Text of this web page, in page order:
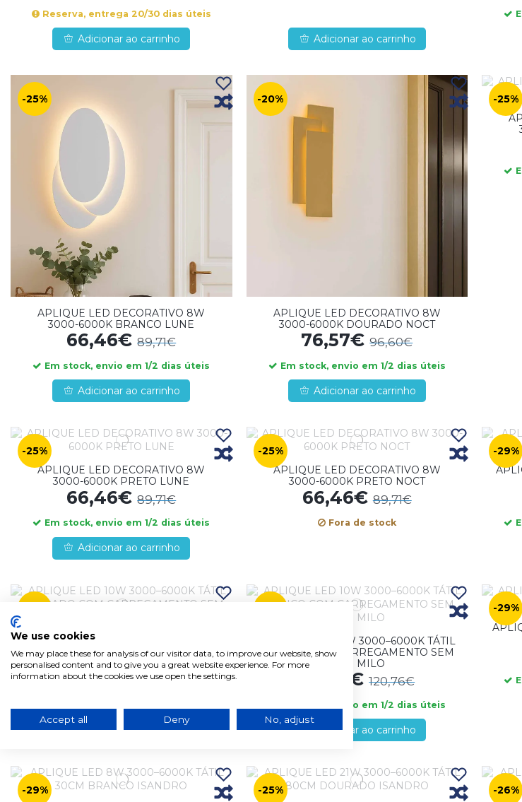
Reserva, entrega 20/30 dias úteis
Adicionar ao carrinho Adicionar ao carrinho
-25%
APLIQUE LED DECORATIVO 8W
3000-6000K BRANCO LUNE
66,46€89,71€
Em stock, envio em 1/2 dias úteis
Adicionar ao carrinho
-20%
APLIQUE LED DECORATIVO 8W
3000-6000K DOURADO NOCT
76,57€96,60€
Em stock, envio em 1/2 dias úteis
Adicionar ao carrinho
-25%
-25%
APLIQUE LED DECORATIVO 8W
3000-6000K PRETO LUNE
66,46€89,71€
Em stock, envio em 1/2 dias úteis
Adicionar ao carrinho
-25%
APLIQUE LED DECORATIVO 8W
3000-6000K PRETO NOCT
66,46€89,71€
Fora de stock
-29%
APLIQUE LED 10W 3000–6000K TÁTIL
DOURADO COM CARREGAMENTO
SEM FIOS MILO
91,02€124,21€
Adicionar ao carrinho
APLIQUE LED 10W 3000–6000K TÁTIL
BRANCO COM CARREGAMENTO SEM
FIOS MILO
90,96€120,76€
Em stock, envio em 1/2 dias úteis
Adicionar ao carrinho
-29%
-29%
-25%
-26%
We use cookies
We may place these for analysis of our visitor data, to improve our website, show
personalised content and to give you a great website experience. For more
information about the cookies we use open the settings.
Accept all Deny No, adjust